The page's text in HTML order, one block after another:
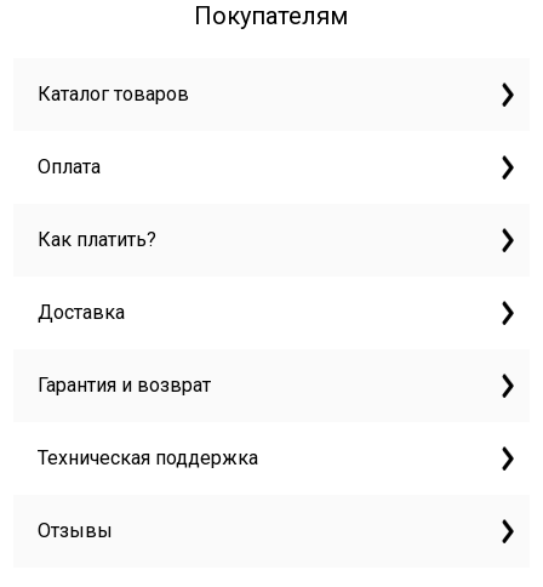
Покупателям
Каталог товаров
Оплата
Как платить?
Доставка
Гарантия и возврат
Техническая поддержка
Отзывы